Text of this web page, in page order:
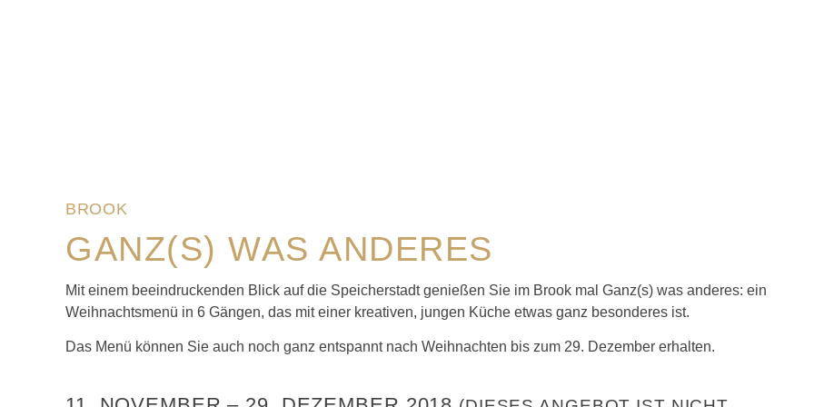
BROOK
GANZ(S) WAS ANDERES
Mit einem beeindruckenden Blick auf die Speicherstadt genießen Sie im Brook mal Ganz(s) was anderes: ein
Weihnachtsmenü in 6 Gängen, das mit einer kreativen, jungen Küche etwas ganz besonderes ist.
Das Menü können Sie auch noch ganz entspannt nach Weihnachten bis zum 29. Dezember erhalten.